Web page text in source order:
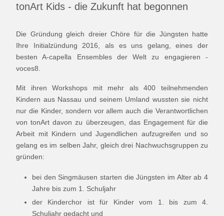
tonArt Kids - die Zukunft hat begonnen
Die Gründung gleich dreier Chöre für die Jüngsten hatte
Ihre Initialzündung 2016, als es uns gelang, eines der
besten A-capella Ensembles der Welt zu engagieren -
voces8.
Mit ihren Workshops mit mehr als 400 teilnehmenden
Kindern aus Nassau und seinem Umland wussten sie nicht
nur die Kinder, sondern vor allem auch die Verantwortlichen
von tonArt davon zu überzeugen, das Engagement für die
Arbeit mit Kindern und Jugendlichen aufzugreifen und so
gelang es im selben Jahr, gleich drei Nachwuchsgruppen zu
gründen:
bei den Singmäusen starten die Jüngsten im Alter ab 4
Jahre bis zum 1. Schuljahr
der Kinderchor ist für Kinder vom 1. bis zum 4.
Schuljahr gedacht und